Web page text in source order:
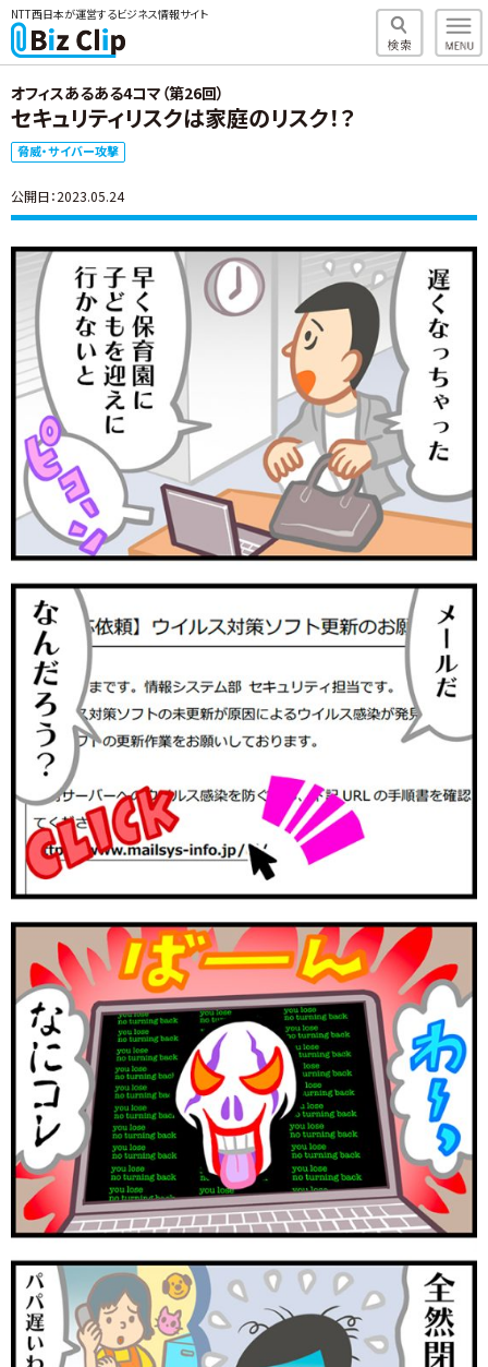
NTT西日本が運営するビジネス情報サイト
オフィスあるある4コマ（第26回）
セキュリティリスクは家庭のリスク！？
脅威・サイバー攻撃
公開日：2023.05.24